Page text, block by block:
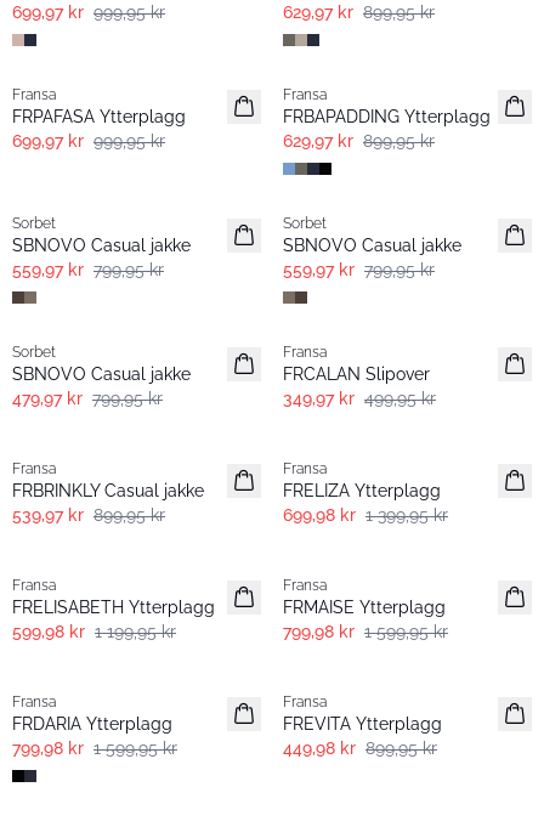
699,97 kr 999,95 kr 629,97 kr 899,95 kr
-30%
Fransa
FRPAFASA Ytterplagg
699,97 kr 999,95 kr
-30%
Fransa
FRBAPADDING Ytterplagg
629,97 kr 899,95 kr
Sorbet
SBNOVO Casual jakke
559,97 kr 799,95 kr
-30%
Sorbet
SBNOVO Casual jakke
559,97 kr 799,95 kr
- 40%
Sorbet
SBNOVO Casual jakke
479,97 kr 799,95 kr
-30%
Fransa
FRCALAN Slipover
349,97 kr 499,95 kr
Fransa
FRBRINKLY Casual jakke
539,97 kr 899,95 kr
Fransa
FRELIZA Ytterplagg
699,98 kr 1 399,95 kr
Fransa
FRELISABETH Ytterplagg
599,98 kr 1 199,95 kr
Fransa
FRMAISE Ytterplagg
799,98 kr 1 599,95 kr
Fransa
FRDARIA Ytterplagg
799,98 kr 1 599,95 kr
Fransa
FREVITA Ytterplagg
449,98 kr 899,95 kr
- 60%